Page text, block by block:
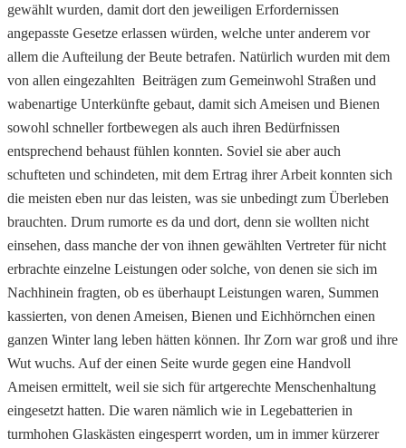
gewählt wurden, damit dort den jeweiligen Erfordernissen
angepasste Gesetze erlassen würden, welche unter anderem vor
allem die Aufteilung der Beute betrafen. Natürlich wurden mit dem
von allen eingezahlten Beiträgen zum Gemeinwohl Straßen und
wabenartige Unterkünfte gebaut, damit sich Ameisen und Bienen
sowohl schneller fortbewegen als auch ihren Bedürfnissen
entsprechend behaust fühlen konnten. Soviel sie aber auch
schufteten und schindeten, mit dem Ertrag ihrer Arbeit konnten sich
die meisten eben nur das leisten, was sie unbedingt zum Überleben
brauchten. Drum rumorte es da und dort, denn sie wollten nicht
einsehen, dass manche der von ihnen gewählten Vertreter für nicht
erbrachte einzelne Leistungen oder solche, von denen sie sich im
Nachhinein fragten, ob es überhaupt Leistungen waren, Summen
kassierten, von denen Ameisen, Bienen und Eichhörnchen einen
ganzen Winter lang leben hätten können. Ihr Zorn war groß und ihre
Wut wuchs. Auf der einen Seite wurde gegen eine Handvoll
Ameisen ermittelt, weil sie sich für artgerechte Menschenhaltung
eingesetzt hatten. Die waren nämlich wie in Legebatterien in
turmhohen Glaskästen eingesperrt worden, um in immer kürzerer